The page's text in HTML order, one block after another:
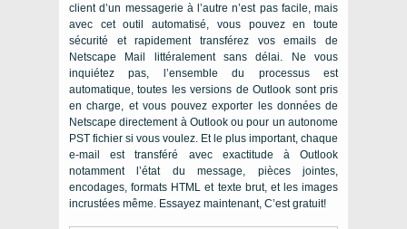
client d’un messagerie à l’autre n’est pas facile, mais
avec cet outil automatisé, vous pouvez en toute
sécurité et rapidement transférez vos emails de
Netscape Mail littéralement sans délai. Ne vous
inquiétez pas, l’ensemble du processus est
automatique, toutes les versions deOutlook sont pris
en charge, et vous pouvez exporter les données de
Netscape directement à Outlookou pour un autonome
PST fichier si vous voulez. Et le plus important, chaque
e-mail est transféré avec exactitude à Outlook
notamment l’état du message, pièces jointes,
encodages, formats HTML et texte brut, et les images
incrustées même. Essayez maintenant, C’est gratuit!